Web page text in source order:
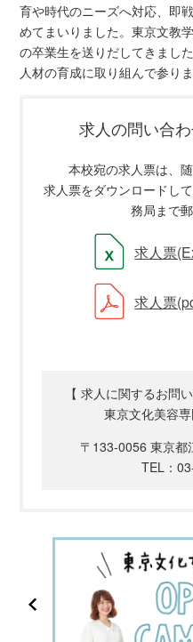
育や時代のニーズへ対応、即
めてまいりました。東京文教
の卒業生を送りだしてきまし
人材の育成に取り組んで参りま
求人の問い合
本校宛の求人票は、
求人票をダウンロードし
務局まで
求人票
求人票
【 求人に関するお問
東京文化美容
〒133-0056 東京
TEL：